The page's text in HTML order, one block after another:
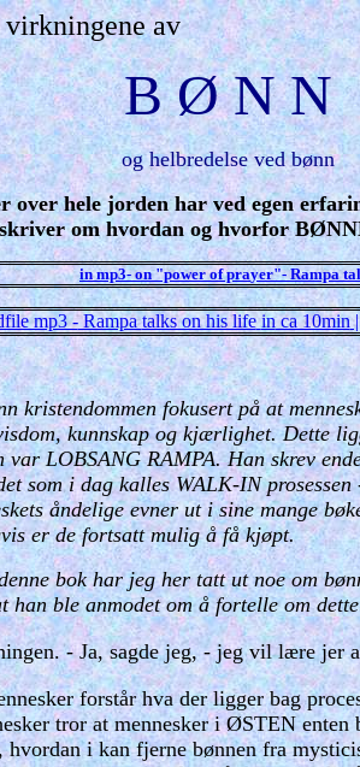
virkningene av
B Ø N N
og helbredelse ved bønn
over hele jorden har ved egen
om hvordan og hvorfor
in mp3- on "power of prayer"- Rampa
mp3 -Rampatalks on his life inca 10min|
kristendommen fokusert på at
kunnskap og kjærlighet. Dette
LOBSANG RAMPA. Han skrev
som i dag kalles WALK-IN
åndelige evner ut i sine mange
er de fortsatt mulig å få kjøpt.
bok har jeg her tatt ut noe om
han ble anmodet om å fortelle om
- Ja, sagde jeg, - jeg vil lære jer
forstår hva der ligger bag
tror at mennesker i ØSTEN
i kan fjerne bønnen fra